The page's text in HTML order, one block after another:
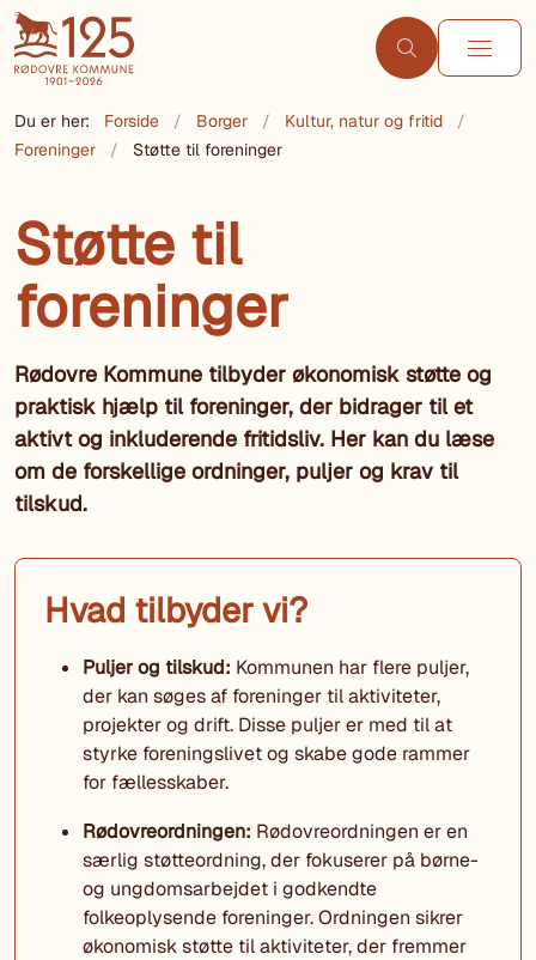
Du er her: Forside Borger
Kultur, natur og fritid
Foreninger
Støtte til foreninger
Støtte til
foreninger
Rødovre Kommune tilbyder økonomisk støtte og
praktisk hjælp til foreninger, der bidrager til et
aktivt og inkluderende fritidsliv. Her kan du læse
om de forskellige ordninger, puljer og krav til
tilskud.
Hvad tilbyder vi?
Puljer og tilskud: Kommunen har flere puljer,
der kan søges af foreninger til aktiviteter,
projekter og drift. Disse puljer er med til at
styrke foreningslivet og skabe gode rammer
for fællesskaber.
Rødovreordningen: Rødovreordningen er en
særlig støtteordning, der fokuserer på børne-
og ungdomsarbejdet i godkendte
folkeoplysende foreninger. Ordningen sikrer
økonomisk støtte til aktiviteter, der fremmer